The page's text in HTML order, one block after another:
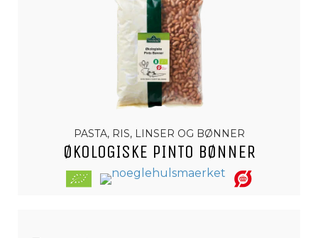
PASTA, RIS, LINSER OG BØNNER
ØKOLOGISKE PINTO BØNNER